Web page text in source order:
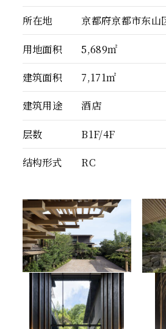
所在地
京都府京都市东山
用地面积
5,689㎡
建筑面积
7,171㎡
建筑用途
酒店
层数
B1F/4F
结构形式
RC